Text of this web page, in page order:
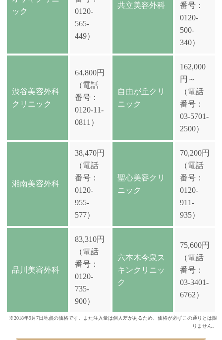
ック
0120-
565-
449）
共立美容外科
番号：
0120-
500-
340）
渋谷美容外科
クリニック
64,800円
（電話
番号：
0120-11-
0811）
自由が丘クリ
ニック
162,000
円～
（電話
番号：
03-5701-
2500）
湘南美容外科
38,470円
（電話
番号：
0120-
955-
577）
聖心美容クリ
ニック
70,200円
（電話
番号：
0120-
911-
935）
品川美容外科
83,310円
（電話
番号：
0120-
735-
900）
六本木今泉ス
キンクリニッ
ク
75,600円
（電話
番号：
03-3401-
6762）
※2018年9月7日地点の価格です。また注入量は個人差があるため、価格が必ずこの通りとは限
りません。